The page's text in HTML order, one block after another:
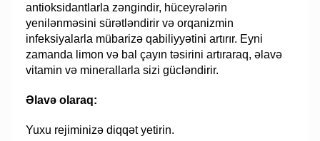
antioksidantlarla zəngindir, hüceyrələrin
yenilənməsini sürətləndirir və orqanizmin
infeksiyalarla mübarizə qabiliyyətini artırır. Eyni
zamanda limon və bal çayın təsirini artıraraq, əlavə
vitamin və minerallarla sizi gücləndirir.
Əlavə olaraq:
Yuxu rejiminizə diqqət yetirin.